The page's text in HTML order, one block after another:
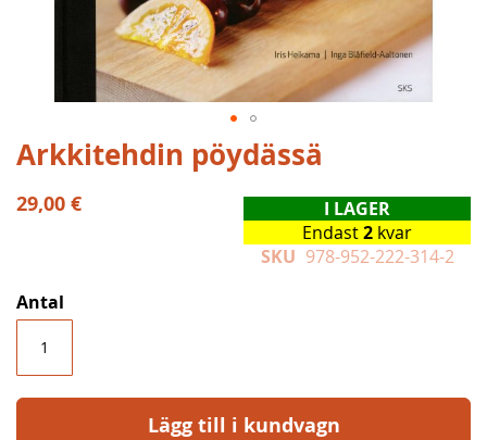
Hoppa
till
början
av
Arkkitehdin pöydässä
29,00 €
I LAGER
Endast2 kvar
SKU 978-952-222-314-2
Antal
Lägg till i kundvagn